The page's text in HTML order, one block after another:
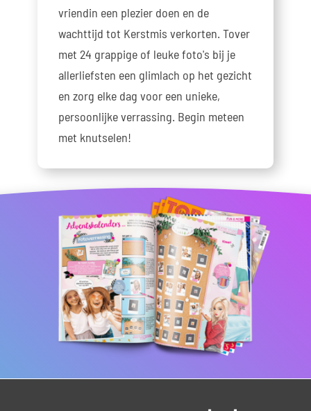
vriendin een plezier doen en de
wachttijd tot Kerstmis verkorten. Tover
met 24 grappige of leuke foto's bij je
allerliefsten een glimlach op het gezicht
en zorg elke dag voor een unieke,
persoonlijke verrassing. Begin meteen
met knutselen!